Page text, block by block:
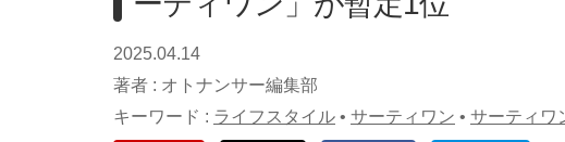
2025.04.14
著者 : オトナンサー編集部
キーワード : ライフスタイル • サーティワン • サーティワ